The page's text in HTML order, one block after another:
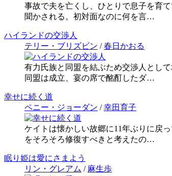
事故で夫を亡くし、ひとりで息子を育
聞かされる。初対面なのに何を言…
ハイランドの交渉人
テリー・ブリズビン /春日かおる
有力氏族と同盟を結ぶため交渉人とし
同盟は成立、宴の席で酩酊したダ…
幸せに続く道
ペニー・ジョーダン /幸田育子
ケイトは懐かしい故郷に11年ぶりに戻
をそろそろ修復すべきと考えたの…
眠り姫は愛にさまよう
リン・グレアム / 麻生歩